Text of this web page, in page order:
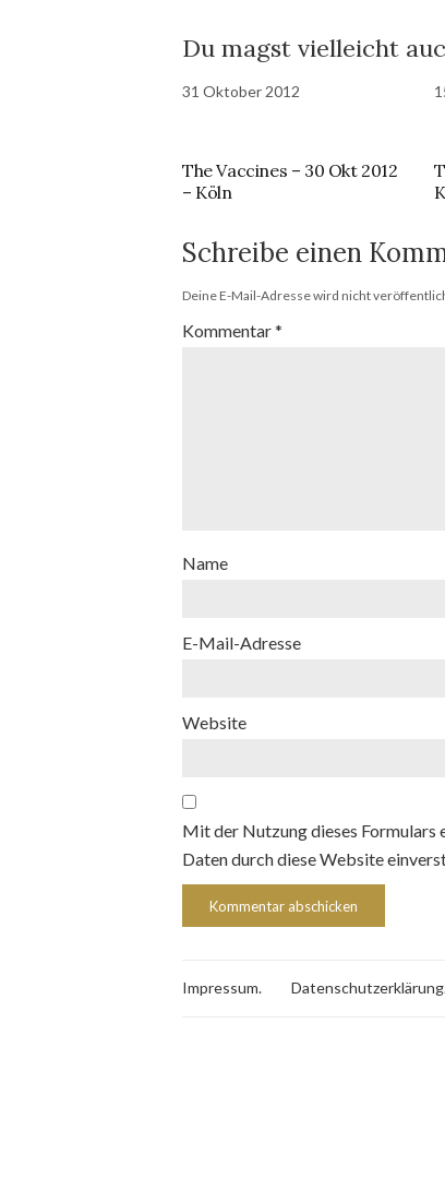
Du magst vielleicht
31 Oktober 2012
The Vaccines – 30 Okt 2012
– Köln
Schreibe einen
Deine E-Mail-Adresse wird nicht
Kommentar*
Name
E-Mail-Adresse
Website
Mit der Nutzung dieses Formulars
Daten durch diese Website
Impressum.